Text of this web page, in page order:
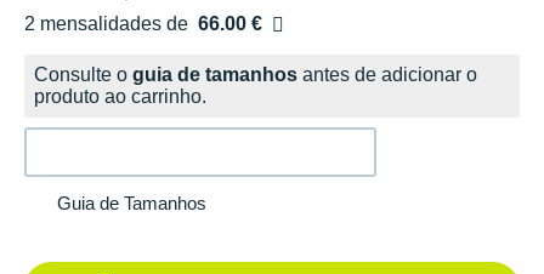
2 mensalidades de 66.00 €
sem custos
Consulte o guia de tamanhos antes de adicionar o
produto ao carrinho.
Guia de Tamanhos